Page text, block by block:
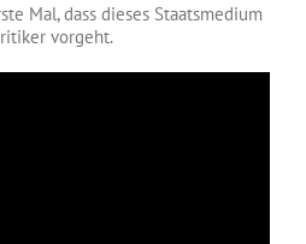
Mal, dass dieses Staatsmedium
vorgeht.